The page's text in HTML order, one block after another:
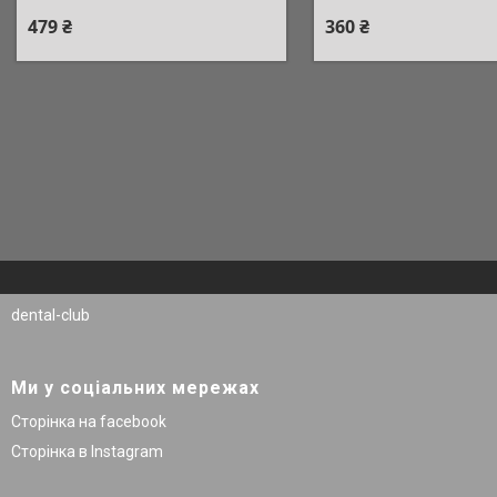
479 ₴ 360 ₴
dental-club
Ми у соціальних мережах
Сторінка на facebook
Сторінка в Instagram